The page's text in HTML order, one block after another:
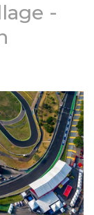
-